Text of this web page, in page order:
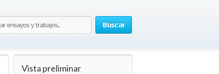
Buscar
Vista preliminar